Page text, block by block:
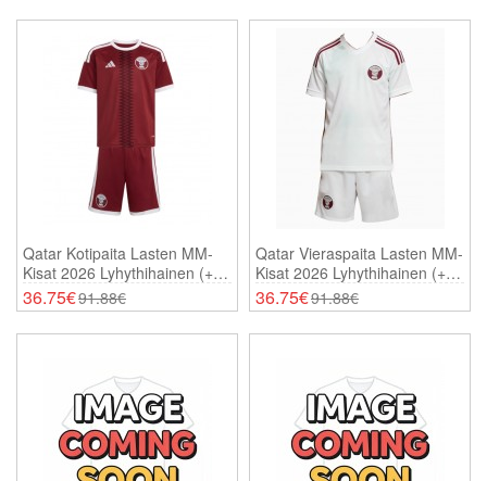
Qatar Kotipaita Lasten MM-
Kisat 2026 Lyhythihainen (+
Shortsit)
36.75€91.88€
Qatar Vieraspaita Lasten MM-
Kisat 2026 Lyhythihainen (+
Shortsit)
36.75€91.88€